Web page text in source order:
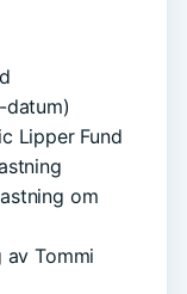
datum)
Lipper Fund
om
Tommi